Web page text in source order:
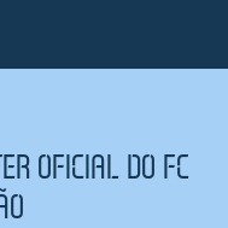
OFICIAL DO FC